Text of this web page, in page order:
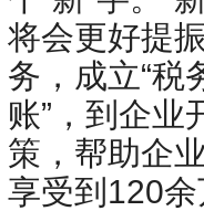
将会更好提
务，成立“税
账”，到企业
策，帮助企
享受到120